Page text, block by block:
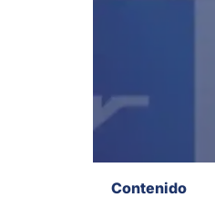
Contenido